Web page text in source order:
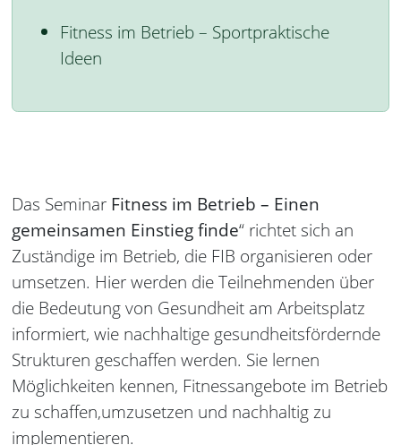
Fitness im Betrieb – Sportpraktische
Ideen
Das Seminar Fitness im Betrieb – Einen
gemeinsamen Einstieg finde“ richtet sich an
Zuständige im Betrieb, die FIB organisieren oder
umsetzen. Hier werden die Teilnehmenden über
die Bedeutung von Gesundheit am Arbeitsplatz
informiert, wie nachhaltige gesundheitsfördernde
Strukturen geschaffen werden. Sie lernen
Möglichkeiten kennen, Fitnessangebote im Betrieb
zu schaffen,umzusetzen und nachhaltig zu
implementieren.